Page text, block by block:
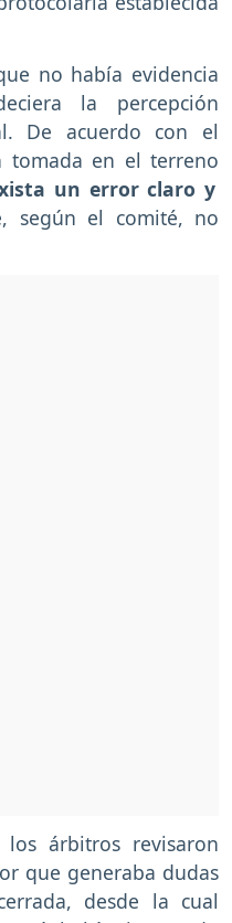
no había evidencia
la percepción
De acuerdo con el
tomada en el terreno
un error claro y
según el comité, no
árbitros revisaron
que generaba dudas
desde la cual